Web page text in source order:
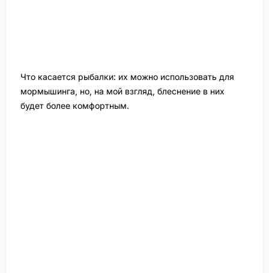
Что касается рыбалки: их можно использовать для
мормышинга, но, на мой взгляд, блеснение в них
будет более комфортным.